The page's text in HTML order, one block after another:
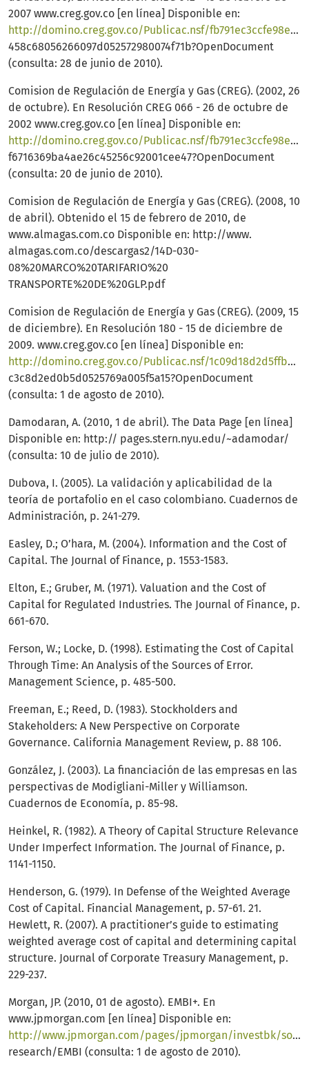
2007 www.creg.gov.co [en línea] Disponible en:
http://domino.creg.gov.co/Publicac.nsf/fb791ec3ccfe98e065256751001e9e67/
458c68056266097d052572980074f71b?OpenDocument
(consulta: 28 de junio de 2010).
Comision de Regulación de Energía y Gas (CREG). (2002, 26
de octubre). En Resolución CREG 066 - 26 de octubre de
2002 www.creg.gov.co [en línea] Disponible en:
http://domino.creg.gov.co/Publicac.nsf/fb791ec3ccfe98e065256751001e9e67/
f6716369ba4ae26c45256c92001cee47?OpenDocument
(consulta: 20 de junio de 2010).
Comision de Regulación de Energía y Gas (CREG). (2008, 10
de abril). Obtenido el 15 de febrero de 2010, de
www.almagas.com.co Disponible en: http://www.
almagas.com.co/descargas2/14D-030-
08%20MARCO%20TARIFARIO%20
TRANSPORTE%20DE%20GLP.pdf
Comision de Regulación de Energía y Gas (CREG). (2009, 15
de diciembre). En Resolución 180 - 15 de diciembre de
2009. www.creg.gov.co [en línea] Disponible en:
http://domino.creg.gov.co/Publicac.nsf/1c09d18d2d5ffb5b05256eee00709c02/ebb7
c3c8d2ed0b5d0525769a005f5a15?OpenDocument
(consulta: 1 de agosto de 2010).
Damodaran, A. (2010, 1 de abril). The Data Page [en línea]
Disponible en: http:// pages.stern.nyu.edu/~adamodar/
(consulta: 10 de julio de 2010).
Dubova, I. (2005). La validación y aplicabilidad de la
teoría de portafolio en el caso colombiano. Cuadernos de
Administración, p. 241-279.
Easley, D.; O’hara, M. (2004). Information and the Cost of
Capital. The Journal of Finance, p. 1553-1583.
Elton, E.; Gruber, M. (1971). Valuation and the Cost of
Capital for Regulated Industries. The Journal of Finance, p.
661-670.
Ferson, W.; Locke, D. (1998). Estimating the Cost of Capital
Through Time: An Analysis of the Sources of Error.
Management Science, p. 485-500.
Freeman, E.; Reed, D. (1983). Stockholders and
Stakeholders: A New Perspective on Corporate
Governance. California Management Review, p. 88 106.
González, J. (2003). La financiación de las empresas en las
perspectivas de Modigliani-Miller y Williamson.
Cuadernos de Economía, p. 85-98.
Heinkel, R. (1982). A Theory of Capital Structure Relevance
Under Imperfect Information. The Journal of Finance, p.
1141-1150.
Henderson, G. (1979). In Defense of the Weighted Average
Cost of Capital. Financial Management, p. 57-61. 21.
Hewlett, R. (2007). A practitioner’s guide to estimating
weighted average cost of capital and determining capital
structure. Journal of Corporate Treasury Management, p.
229-237.
Morgan, JP. (2010, 01 de agosto). EMBI+. En
www.jpmorgan.com [en línea] Disponible en:
http://www.jpmorgan.com/pages/jpmorgan/investbk/solutions/
research/EMBI (consulta: 1 de agosto de 2010).